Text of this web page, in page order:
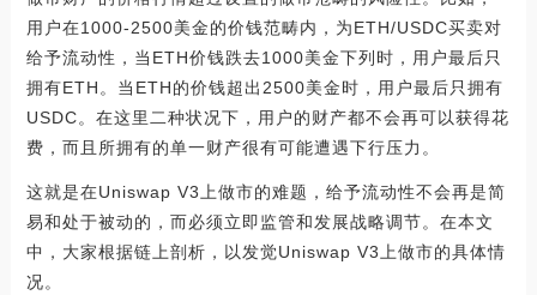
用户在1000-2500美金的价钱范畴内，为ETH/USDC买卖对
给予流动性，当ETH价钱跌去1000美金下列时，用户最后只
拥有ETH。当ETH的价钱超出2500美金时，用户最后只拥有
USDC。在这里二种状况下，用户的财产都不会再可以获得花
费，而且所拥有的单一财产很有可能遭遇下行压力。
这就是在Uniswap V3上做市的难题，给予流动性不会再是简
易和处于被动的，而必须立即监管和发展战略调节。在本文
中，大家根据链上剖析，以发觉Uniswap V3上做市的具体情
况。